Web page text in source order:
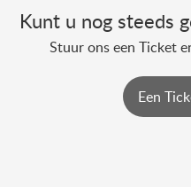
Kunt u nog steeds
Stuur ons een Ticket
Een